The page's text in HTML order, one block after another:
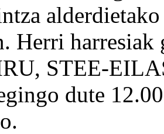
Herri
STEE-
dute